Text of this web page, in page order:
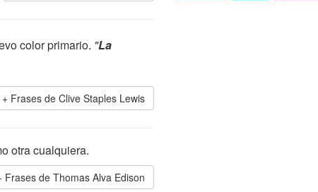
color primario. "La
Frases de Clive Staples Lewis
otra cualquiera.
Frases de Thomas Alva Edison